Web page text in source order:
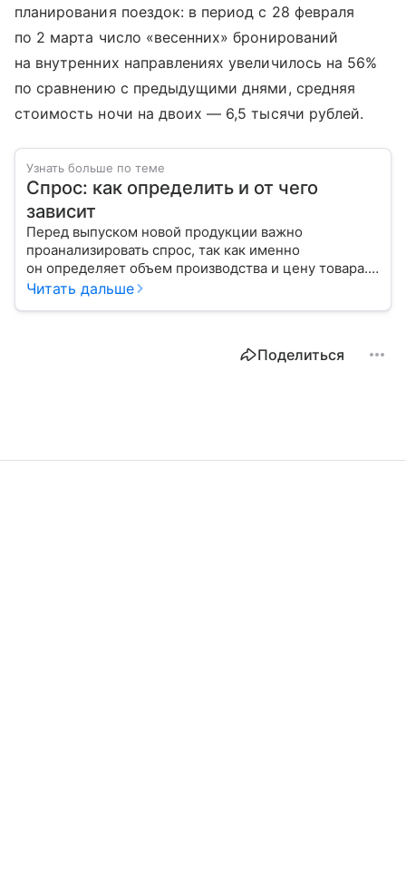
планирования поездок: в период с 28 февраля
по 2 марта число «весенних» бронирований
на внутренних направлениях увеличилось на 56%
по сравнению с предыдущими днями, средняя
стоимость ночи на двоих — 6,5 тысячи рублей.
Узнать больше по теме
Спрос: как определить и от чего
зависит
Перед выпуском новой продукции важно
проанализировать спрос, так как именно
он определяет объем производства и цену товара.
С помощью эксперта расскажем, как рассчитать
Читать дальше
Поделиться